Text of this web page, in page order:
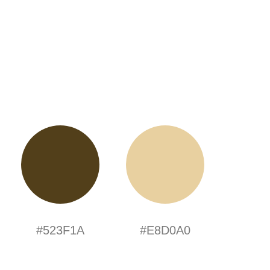
#523F1A #E8D0A0